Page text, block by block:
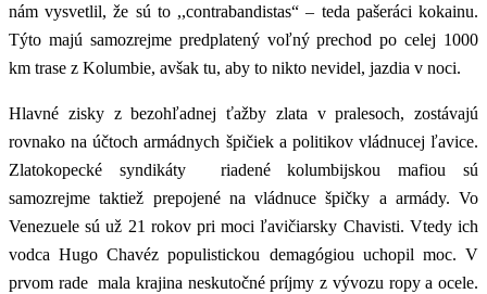
nám vysvetlil, že sú to ,,contrabandistas“ – teda pašeráci kokainu.
Týto majú samozrejme predplatený voľný prechod po celej 1000
km trase z Kolumbie, avšak tu, aby to nikto nevidel, jazdia v noci.
Hlavné zisky z bezohľadnej ťažby zlata v pralesoch, zostávajú
rovnako na účtoch armádnych špičiek a politikov vládnucej ľavice.
Zlatokopecké syndikáty riadené kolumbijskou mafiou sú
samozrejme taktiež prepojené na vládnuce špičky a armády. Vo
Venezuele sú už 21 rokov pri moci ľavičiarsky Chavisti. Vtedy ich
vodca Hugo Chavéz populistickou demagógiou uchopil moc. V
prvom rade mala krajina neskutočné príjmy z vývozu ropy a ocele.